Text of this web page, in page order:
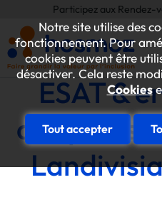
Notre site utilise des
fonctionnement. Pour
cookies peuvent être
désactiver. Cela reste
Cookies
Tout accepter
Participez aux Rendez-
ESAT &
adaptées